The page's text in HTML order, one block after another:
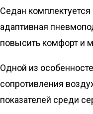
Седан
адаптивная
повысить комфорт и
Одной из
сопротивления
показателей среди